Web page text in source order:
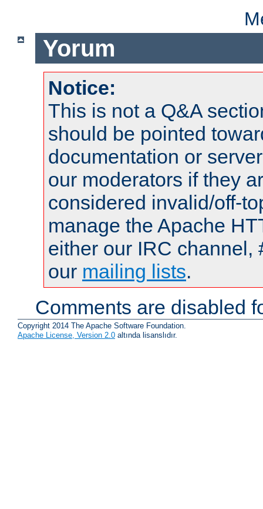
Yorum
Notice:
This is not a Q&A
should be pointed
documentation or
our moderators if they
considered invalid/off-
manage the Apache
either our IRC channel,
our mailing lists.
Comments are disabled
Copyright 2014 The Apache Software Foundation.
Apache License, Version 2.0 altında lisanslıdır.